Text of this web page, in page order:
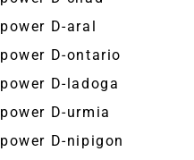
power D-aral
power D-ontario
power D-ladoga
power D-urmia
power D-nipigon